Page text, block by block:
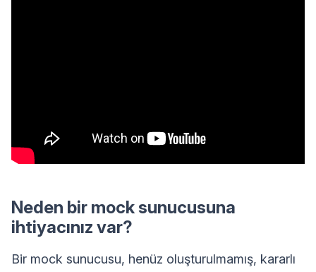
Neden bir mock sunucusuna
ihtiyacınız var?
Bir mock sunucusu, henüz oluşturulmamış, kararlı